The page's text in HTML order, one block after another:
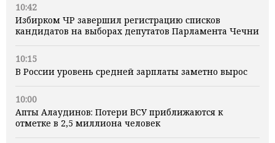
10:42
Избирком ЧР завершил регистрацию списков
кандидатов на выборах депутатов Парламента Чечни
10:15
В России уровень средней зарплаты заметно вырос
10:00
Апты Алаудинов: Потери ВСУ приближаются к
отметке в 2,5 миллиона человек